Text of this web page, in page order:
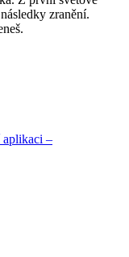
zranění.
–